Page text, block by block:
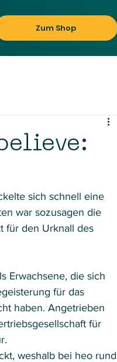
Zum Shop
sich schnell eine
war sozusagen die
für den Urknall des
Erwachsene, die sich
für das
haben. Angetrieben
für
weshalb bei heo rund